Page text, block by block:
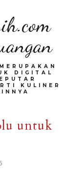
DIGITAL
KULINER
untuk